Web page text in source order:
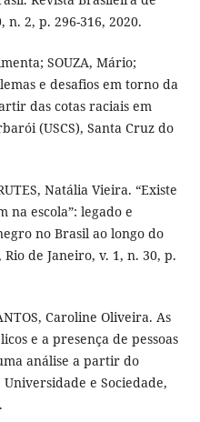
n. 2, p. 296-316, 2020.
SOUZA, Mário;
e desafios em torno da
das cotas raciais em
(USCS), Santa Cruz do
Natália Vieira. “Existe
na escola”: legado e
no Brasil ao longo do
Rio de Janeiro, v. 1, n. 30, p.
Caroline Oliveira. As
e a presença de pessoas
análise a partir do
e Sociedade,